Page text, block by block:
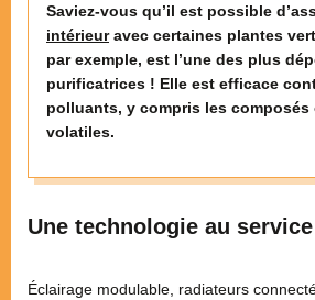
Saviez-vous qu’il est possible
intérieuravec certaines plantes
par exemple, est l’une des plus
purificatrices ! Elle est efficace
polluants, y compris les composés
volatiles.
Une technologie au
Éclairage modulable, radiateurs